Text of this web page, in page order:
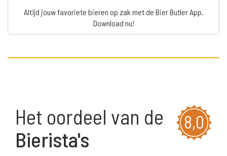
Altijd jouw favoriete bieren op zak met de Bier Butler App.
Download nu!
8,0
Het oordeel van de
Bierista's